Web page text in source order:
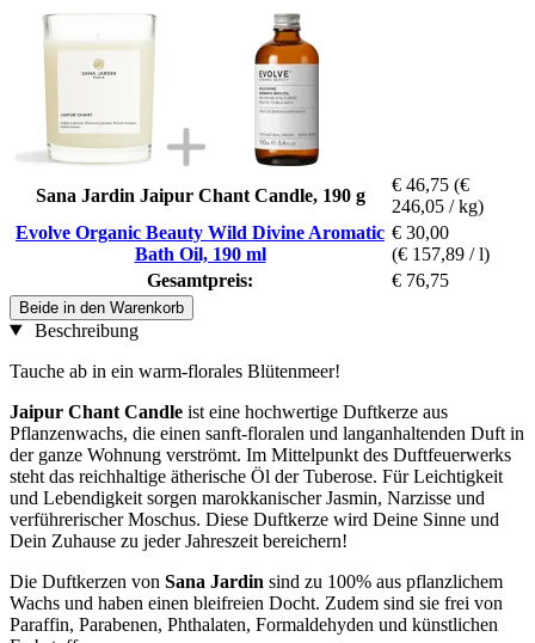
Sana Jardin Jaipur Chant Candle, 190 g
€ 46,75 (€
246,05 / kg)
Evolve Organic Beauty Wild Divine Aromatic
Bath Oil, 190 ml
€ 30,00
(€ 157,89 / l)
Gesamtpreis:
€ 76,75
Beide in den Warenkorb
Beschreibung
Tauche ab in ein warm-florales Blütenmeer!
Jaipur Chant Candle ist eine hochwertige Duftkerze aus
Pflanzenwachs, die einen sanft-floralen und langanhaltenden Duft in
der ganze Wohnung verströmt. Im Mittelpunkt des Duftfeuerwerks
steht das reichhaltige ätherische Öl der Tuberose. Für Leichtigkeit
und Lebendigkeit sorgen marokkanischer Jasmin, Narzisse und
verführerischer Moschus. Diese Duftkerze wird Deine Sinne und
Dein Zuhause zu jeder Jahreszeit bereichern!
Die Duftkerzen von Sana Jardin sind zu 100% aus pflanzlichem
Wachs und haben einen bleifreien Docht. Zudem sind sie frei von
Paraffin, Parabenen, Phthalaten, Formaldehyden und künstlichen